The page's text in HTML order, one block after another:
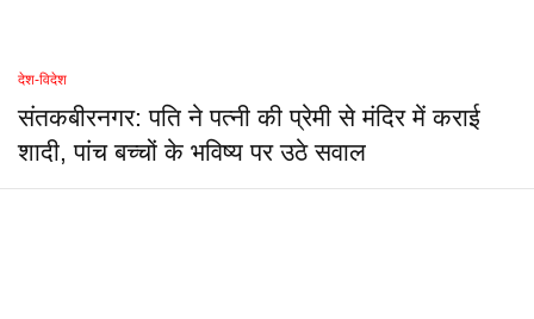
देश-विदेश
संतकबीरनगर: पति ने पत्नी की प्रेमी से मंदिर में कराई
शादी, पांच बच्चों के भविष्य पर उठे सवाल